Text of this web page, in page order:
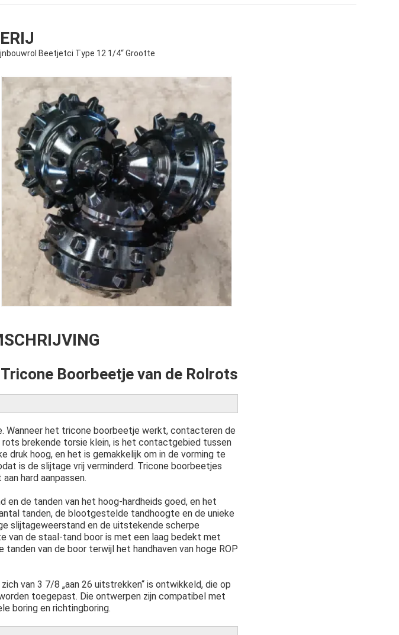
Beetjetci Type 12 1/4“ Grootte
Boorbeetje van de Rolrots
het tricone boorbeetje werkt, contacteren de
brekende torsie klein, is het contactgebied tussen
druk hoog, en het is gemakkelijk om in de vorming te
is de slijtage vrij verminderd. Tricone boorbeetjes
hard aanpassen.
de tanden van het hoog-hardheids goed, en het
tanden, de blootgestelde tandhoogte en de unieke
slijtageweerstand en de uitstekende scherpe
van de staal-tand boor is met een laag bedekt met
van de boor terwijl het handhaven van hoge ROP
van 3 7/8 „aan 26 uitstrekken“ is ontwikkeld, die op
toegepast. Die ontwerpen zijn compatibel met
boring en richtingboring.